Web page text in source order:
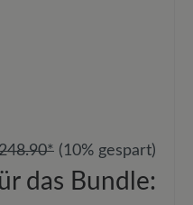
(10% gespart)
das Bundle: